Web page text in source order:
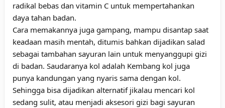
radikal bebas dan vitamin C untuk mempertahankan
daya tahan badan.
Cara memakannya juga gampang, mampu disantap saat
keadaan masih mentah, ditumis bahkan dijadikan salad
sebagai tambahan sayuran lain untuk menyanggupi gizi
di badan. Saudaranya kol adalah Kembang kol juga
punya kandungan yang nyaris sama dengan kol.
Sehingga bisa dijadikan alternatif jikalau mencari kol
sedang sulit, atau menjadi aksesori gizi bagi sayuran